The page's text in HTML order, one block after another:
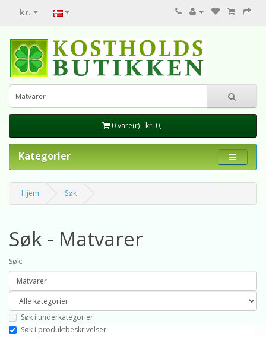
kr.
0 vare(r) - kr. 0,-
Kategorier
Hjem Søk
Søk - Matvarer
Søk:
Søk i underkategorier
Søk i produktbeskrivelser